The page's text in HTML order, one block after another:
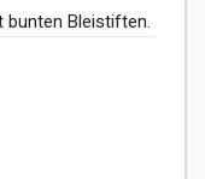
bunten Bleistiften.